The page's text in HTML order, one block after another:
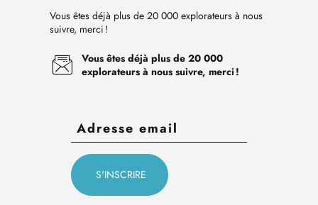
Vous êtes déjà plus de 20 000 explorateurs à nous
suivre, merci !
Vous êtes déjà plus de 20 000
explorateurs à nous suivre, merci !